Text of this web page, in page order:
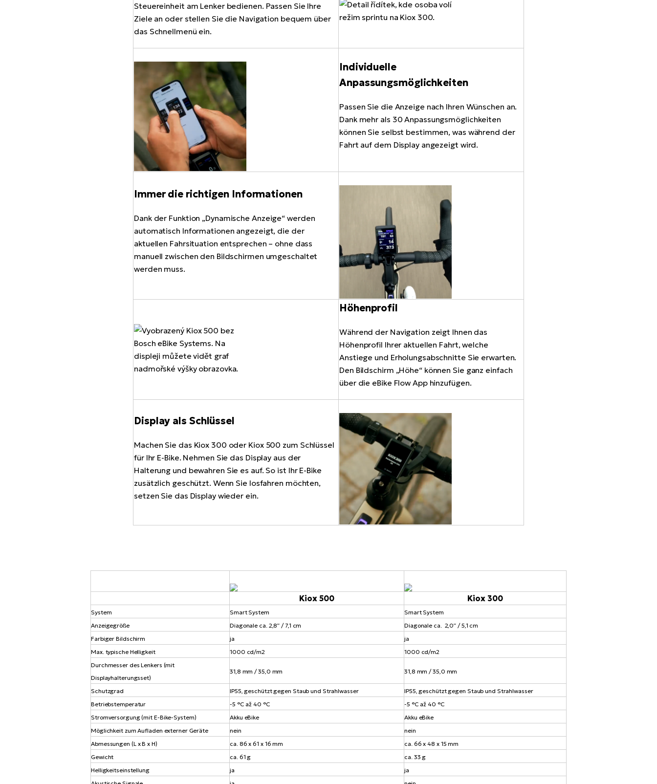
Steuereinheit am Lenker bedienen. Passen Sie Ihre
Ziele an oder stellen Sie die Navigation bequem über
das Schnellmenü ein.
Individuelle
Anpassungsmöglichkeiten
Passen Sie die Anzeige nach Ihren Wünschen an.
Dank mehr als 30 Anpassungsmöglichkeiten
können Sie selbst bestimmen, was während der
Fahrt auf dem Display angezeigt wird.
Immer die richtigen Informationen
Dank der Funktion „Dynamische Anzeige“ werden
automatisch Informationen angezeigt, die der
aktuellen Fahrsituation entsprechen – ohne dass
manuell zwischen den Bildschirmen umgeschaltet
werden muss.
Höhenprofil
Während der Navigation zeigt Ihnen das
Höhenprofil Ihrer aktuellen Fahrt, welche
Anstiege und Erholungsabschnitte Sie erwarten.
Den Bildschirm „Höhe“ können Sie ganz einfach
über die eBike Flow App hinzufügen.
Display als Schlüssel
Machen Sie das Kiox 300 oder Kiox 500 zum Schlüssel
für Ihr E-Bike. Nehmen Sie das Display aus der
Halterung und bewahren Sie es auf. So ist Ihr E-Bike
zusätzlich geschützt. Wenn Sie losfahren möchten,
setzen Sie das Display wieder ein.
Kiox 500 Kiox 300
System Smart System
Smart System
Anzeigegröße
Diagonale ca. 2,8” / 7,1 cm
Diagonale ca. 2,0” / 5,1 cm
Farbiger Bildschirm
ja
ja
Max. typische Helligkeit
1000 cd/m2
1000 cd/m2
Durchmesser des Lenkers (mit
Displayhalterungsset)
31,8 mm / 35,0 mm 31,8 mm / 35,0 mm
Schutzgrad IP55, geschützt gegen Staub und Strahlwasser
IP55, geschützt gegen Staub und Strahlwasser
Betriebstemperatur
-5 °C až 40 °C
-5 °C až 40 °C
Stromversorgung (mit E-Bike-System)
Akku eBike
Akku eBike
Möglichkeit zum Aufladen externer Geräte
nein
nein
Abmessungen (L x B x H)
ca. 86 x 61 x 16 mm
ca. 66 x 48 x 15 mm
Gewicht
ca. 61 g
ca. 33 g
Helligkeitseinstellung
ja
ja